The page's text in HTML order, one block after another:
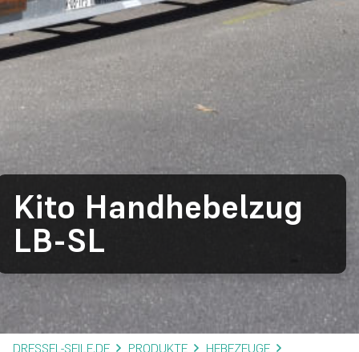
Kito Handhebelzug
LB-SL
DRESSEL-SEILE.DE PRODUKTE
HEBEZEUGE